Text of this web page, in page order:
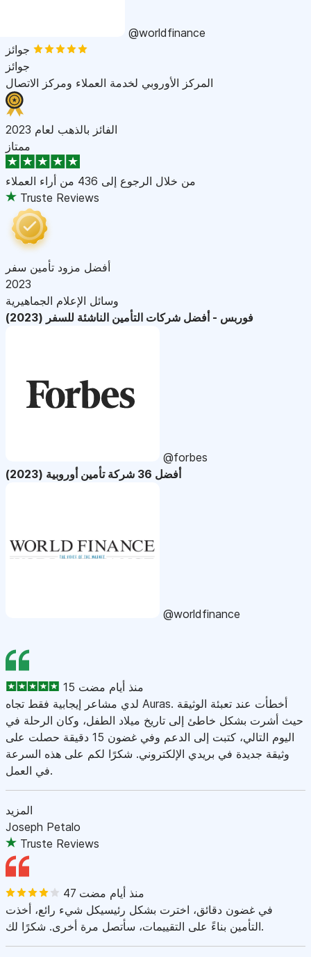
@worldfinance
جوائز
المركز الأوروبي لخدمة العملاء ومركز الاتصال
الفائز بالذهب لعام 2023
ممتاز
من خلال الرجوع إلى 436 من أراء العملاء
Truste Reviews
أفضل مزود تأمين سفر
2023
وسائل الإعلام الجماهيرية
فوربس - أفضل شركات التأمين الناشئة للسفر (2023)
@forbes
أفضل 36 شركة تأمين أوروبية (2023)
@worldfinance
15 منذ أيام مضت
لدي مشاعر إيجابية فقط تجاه Auras. أخطأت عند تعبئة الوثيقة
حيث أشرت بشكل خاطئ إلى تاريخ ميلاد الطفل، وكان الرحلة في
اليوم التالي، كتبت إلى الدعم وفي غضون 15 دقيقة حصلت على
وثيقة جديدة في بريدي الإلكتروني. شكرًا لكم على هذه السرعة
في العمل.
المزيد
Joseph Petalo
Truste Reviews
47 منذ أيام مضت
في غضون دقائق، اخترت بشكل رئيسيكل شيء رائع، أخذت
التأمين بناءً على التقييمات، سأتصل مرة أخرى. شكرًا لك.